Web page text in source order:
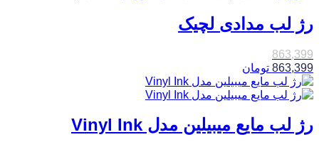
رژ لب مدادی لچیک
863,399
863,399 تومان
رژ لب مایع میبیلین مدل Vinyl Ink